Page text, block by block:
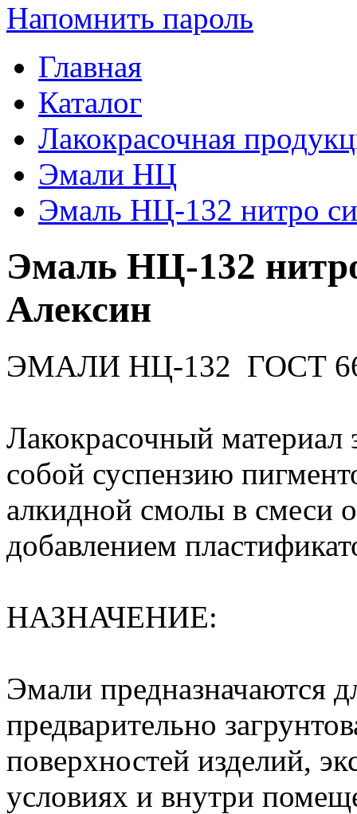
Напомнить пароль
Главная
Каталог
Лакокрасочная
Эмали НЦ
Эмаль НЦ-132 нитро
Эмаль НЦ-132
Алексин
ЭМАЛИ НЦ-132 ГОСТ
Лакокрасочный материал
собой суспензию
алкидной смолы в смеси
добавлением
НАЗНАЧЕНИЕ:
Эмали предназначаются
предварительно
поверхностей изделий,
условиях и внутри